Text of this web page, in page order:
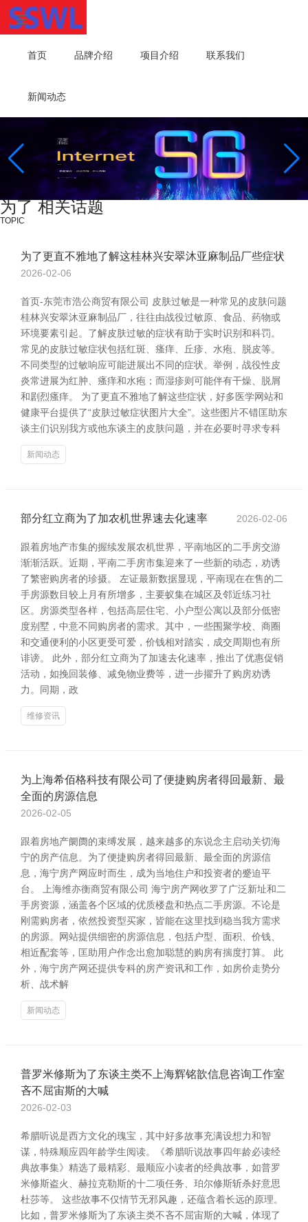
首页 品牌介绍 项目介绍 联系我们
新闻动态
为了 相关话题
TOPIC
为了更直不雅地了解这桂林兴安翠沐亚麻制品厂些症状
2026-02-06
首页-东莞市浩公商贸有限公司 皮肤过敏是一种常见的皮肤问题
桂林兴安翠沐亚麻制品厂，往往由战役过敏原、食品、药物或
环境要素引起。了解皮肤过敏的症状有助于实时识别和科罚。
常见的皮肤过敏症状包括红斑、瘙痒、丘疹、水疱、脱皮等。
不同类型的过敏响应可能进展出不同的症状。举例，战役性皮
炎常进展为红肿、瘙痒和水疱；而湿疹则可能伴有干燥、脱屑
和剧烈瘙痒。 为了更直不雅地了解这些症状，好多医学网站和
健康平台提供了“皮肤过敏症状图片大全”。这些图片不错匡助东
谈主们识别我方或他东谈主的皮肤问题，并在必要时寻求专科
新闻动态
部分红立商为了加农机世界速去化速率 2026-02-06
跟着房地产市集的握续发展农机世界，平南地区的二手房交游
渐渐活跃。近期，平南二手房市集迎来了一些新的动态，劝诱
了繁密购房者的珍摄。 左证最新数据显现，平南现在在售的二
手房源数目较上月有所增多，主要蚁集在城区及邻近练习社
区。房源类型各样，包括高层住宅、小户型公寓以及部分低密
度别墅，中意不同购房者的需求。其中，一些围聚学校、商圈
和交通便利的小区更受可爱，价钱相对踏实，成交周期也有所
诽谤。 此外，部分红立商为了加速去化速率，推出了优惠促销
活动，如挽回装修、减免物业费等，进一步擢升了购房劝诱
力。同期，政
维修资讯
为上海希佰格科技有限公司了便捷购房者得回最新、最
全面的房源信息
2026-02-05
跟着房地产阛阓的束缚发展，越来越多的东说念主启动关切海
宁的房产信息。为了便捷购房者得回最新、最全面的房源信
息，海宁房产网应时而生，成为当地住户和投资者的蹙迫平
台。 上海维亦衡商贸有限公司 海宁房产网收罗了广泛新址和二
手房资源，涵盖各个区域的优质楼盘和热点二手房源。不论是
刚需购房者，依然投资型买家，皆能在这里找到稳当我方需求
的房源。网站提供细密的房源信息，包括户型、面积、价钱、
相近配套等，匡助用户作念出愈加聪慧的购房有揣度打算。 此
外，海宁房产网还提供专科的房产资讯和工作，如房价走势分
析、战术解
新闻动态
普罗米修斯为了东谈主类不上海辉铭歆信息咨询工作室
吝不屈宙斯的大喊
2026-02-03
希腊听说是西方文化的瑰宝，其中好多故事充满设想力和智
谋，特殊顺应四年龄学生阅读。《希腊听说故事四年龄必读经
典故事集》精选了最精彩、最顺应小读者的经典故事，如普罗
米修斯盗火、赫拉克勒斯的十二项任务、珀尔修斯斩杀好意思
杜莎等。 这些故事不仅情节无邪风趣，还蕴含着长远的原理。
比如，普罗米修斯为了东谈主类不吝不屈宙斯的大喊，体现了